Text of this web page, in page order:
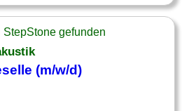
gefunden
(m/w/d)